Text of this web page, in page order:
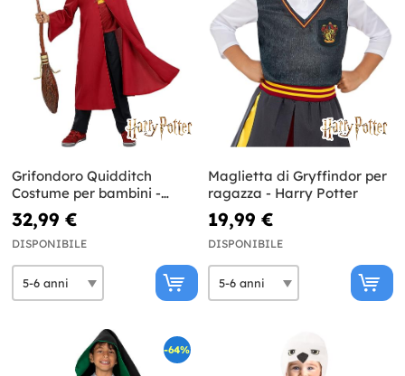
Grifondoro Quidditch
Costume per bambini -
Harry Potter
32,99 €
DISPONIBILE
Maglietta di Gryffindor per
ragazza - Harry Potter
19,99 €
DISPONIBILE
-64%